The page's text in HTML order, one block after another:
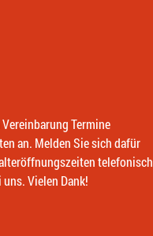
Termine
an. Melden Sie sich dafür
telefonisch
Vielen Dank!